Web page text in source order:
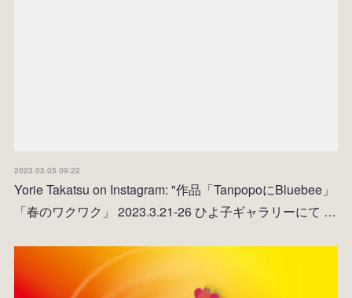
2023.03.05 09:22
Yorie Takatsu on Instagram: "作品「TanpopoにBluebee」
「春のワクワク」 2023.3.21-26 ひよ子ギャラリーにて …